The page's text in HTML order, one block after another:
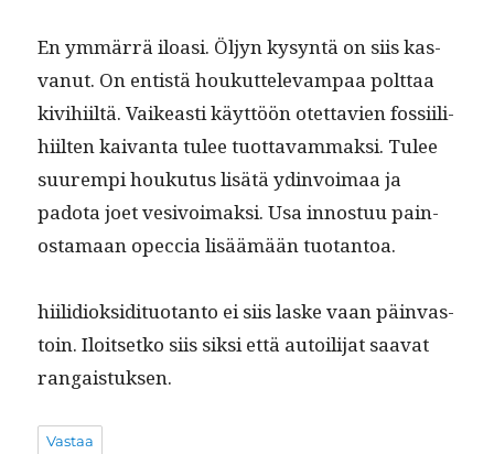
En ymmär­rä iloasi. Öljyn kysyn­tä on siis kas­
vanut. On entistä houkut­tel­e­vam­paa polt­taa
kivi­hi­iltä. Vaikeasti käyt­töön otet­tavien fos­si­il­i­
hi­il­ten kaivan­ta tulee tuot­tavam­mak­si. Tulee
suurem­pi houku­tus lisätä ydin­voimaa ja
pado­ta joet vesivoimak­si. Usa innos­tuu pain­
os­ta­maan opec­cia lisäämään tuotantoa.
hiilid­iok­sid­i­tuotan­to ei siis laske vaan päin­vas­
toin. Iloit­setko siis sik­si että autoil­i­jat saa­vat
rangaistuksen.
Vastaa